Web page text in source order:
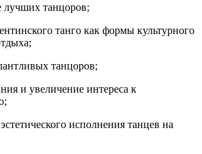
танцоров;
танго как формы культурного
танцоров;
и увеличение интереса к
исполнения танцев на